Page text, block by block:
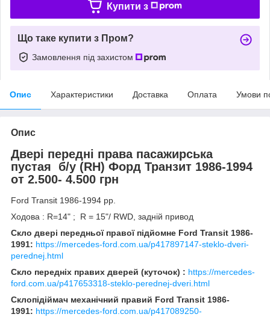
Купити з
Що таке купити з Пром?
Замовлення під захистом
Опис Характеристики Доставка Оплата Умови
Опис
Двері передні права пасажирська
пустая б/у (RH) Форд Транзит 1986-1994
от 2.500- 4.500 грн
Ford Transit 1986-1994 рр.
Ходова : R=14" ; R = 15"/ RWD, задній привод
Скло двері передньої правої підйомне Ford Transit 1986-
1991: https://mercedes-ford.com.ua/p417897147-steklo-dveri-
perednej.html
Скло передніх правих дверей (куточок) : https://mercedes-
ford.com.ua/p417653318-steklo-perednej-dveri.html
Склопідіймач механічний правий Ford Transit 1986-
1991: https://mercedes-ford.com.ua/p417089250-